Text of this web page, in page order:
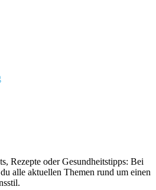
Rezepte oder Gesundheitstipps: Bei
alle aktuellen Themen rund um einen